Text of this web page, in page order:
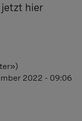
jetzt hier
2022 - 09:06